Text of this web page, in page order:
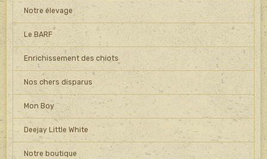
Notre élevage
Le BARF
Enrichissement des chiots
Nos chers disparus
Mon Boy
Deejay Little White
Notre boutique